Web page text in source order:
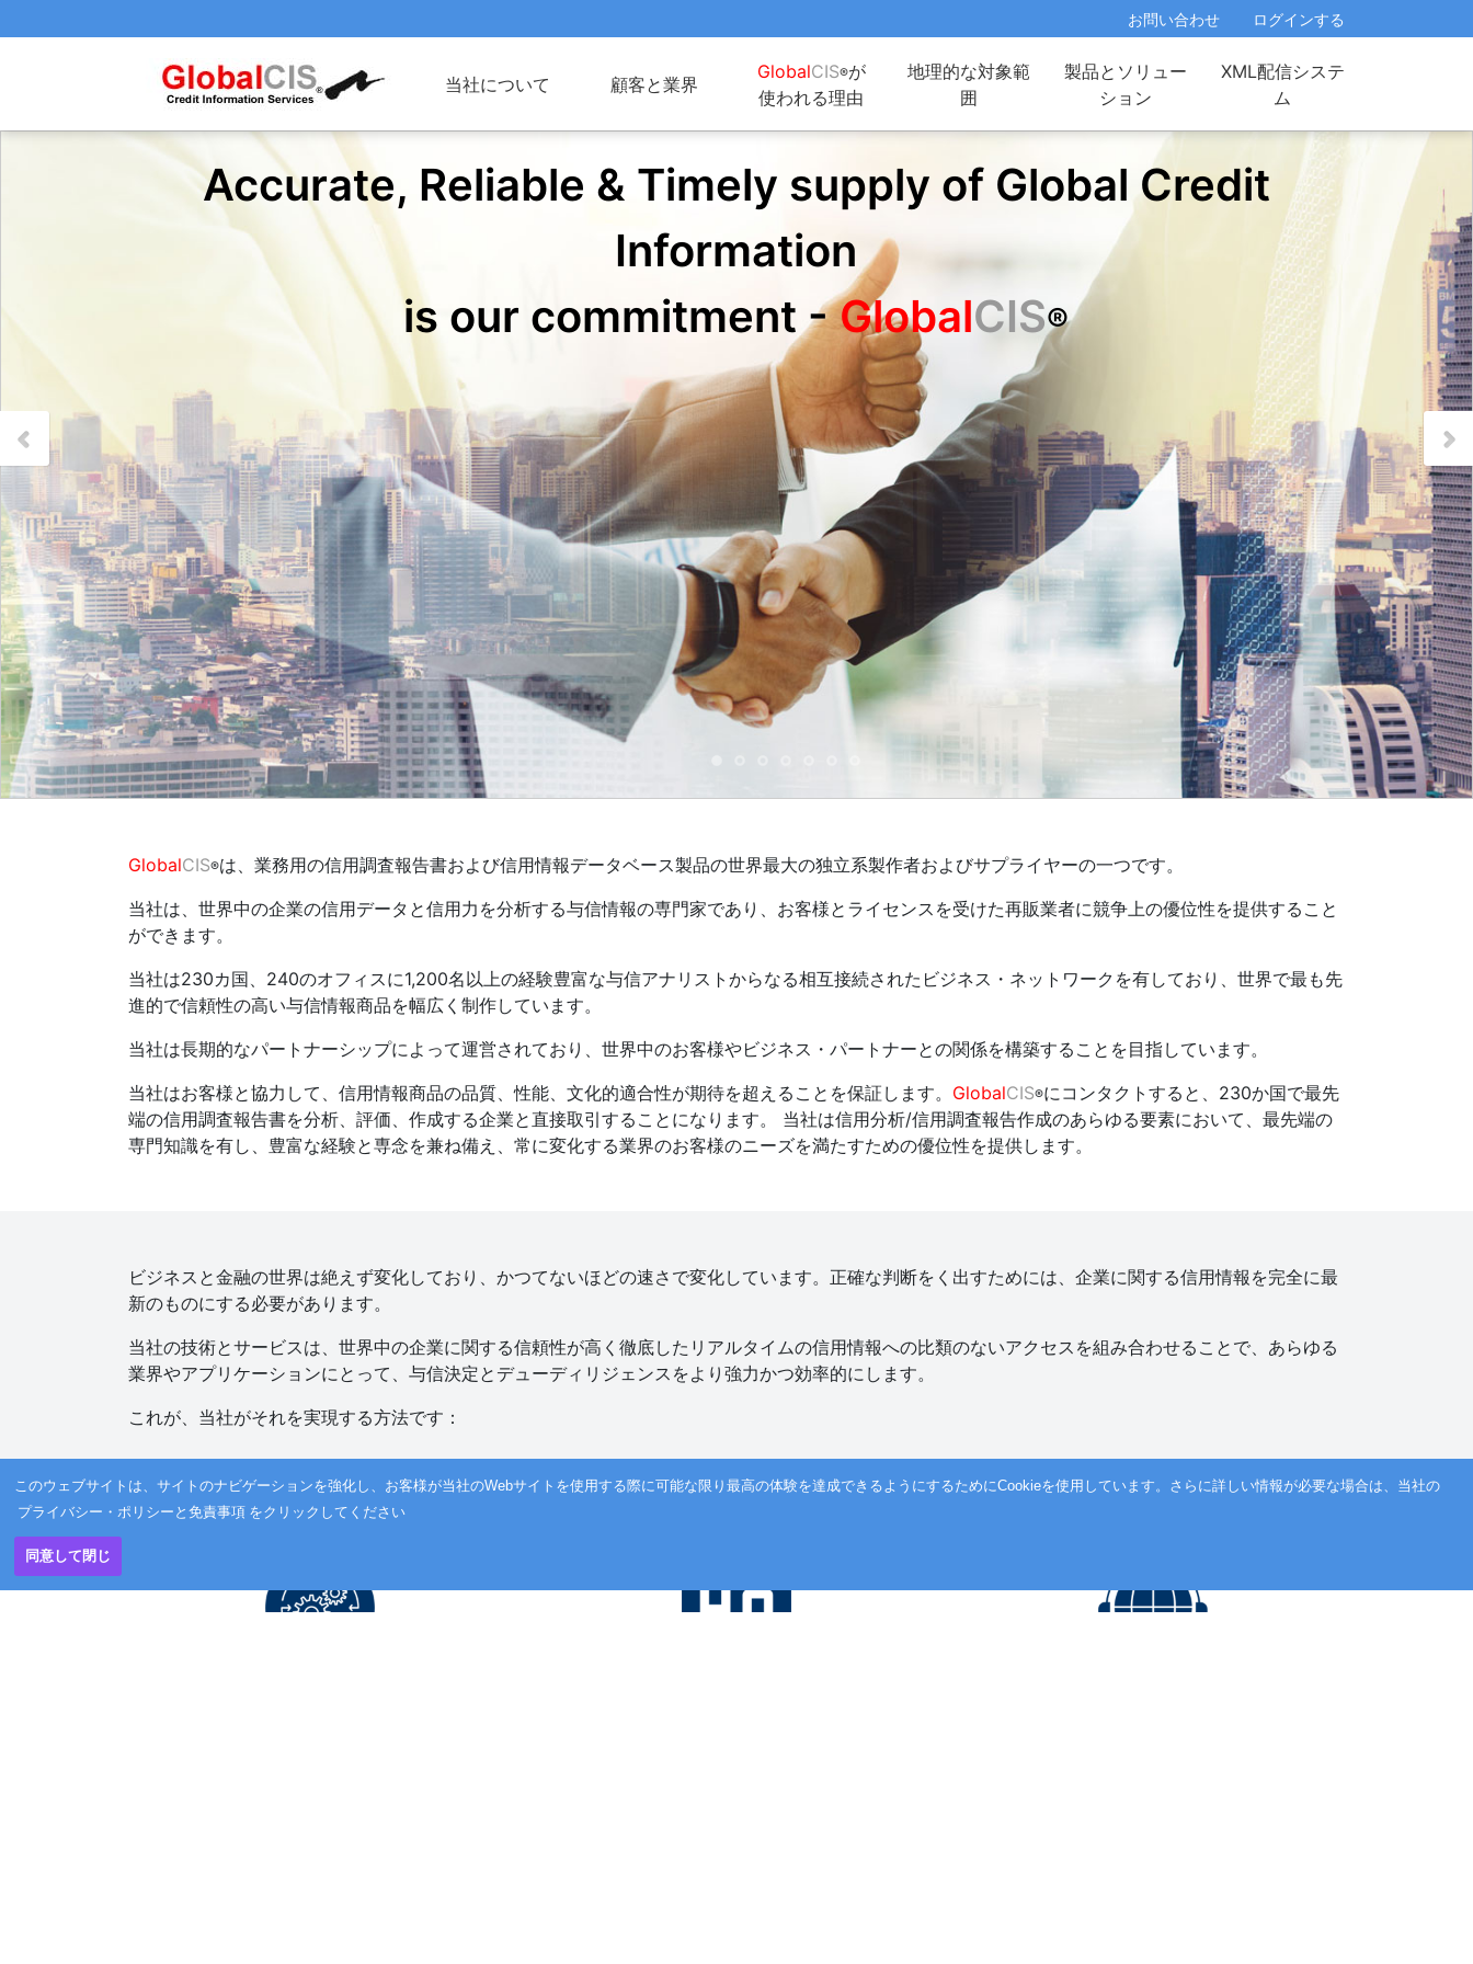
このウェブサイトは、サイトのナビゲーションを強化し、お客様が当社のWebサイトを使用する際に可能な限り最高の体験を達成できるようにするためにCookieを使用しています。さらに詳しい情報が必要な場合は、当社の
プライバシー・ポリシーと免責事項 をクリックしてください
同意して閉じ
お問い合わせ ログインする
当社について 顧客と業界
GlobalCIS®が
使われる理由
地理的な対象範
囲
製品とソリュー
ション
XML配信システ
ム
Accurate, Reliable & Timely supply of Global Credit
Information
is our commitment -GlobalCIS®
GlobalCIS®は、業務用の信用調査報告書および信用情報データベース製品の世界最大の独立系製作者およびサプライヤーの一つです。
当社は、世界中の企業の信用データと信用力を分析する与信情報の専門家であり、お客様とライセンスを受けた再販業者に競争上の優位性を提供すること
ができます。
当社は230カ国、240のオフィスに1,200名以上の経験豊富な与信アナリストからなる相互接続されたビジネス・ネットワークを有しており、世界で最も先
進的で信頼性の高い与信情報商品を幅広く制作しています。
当社は長期的なパートナーシップによって運営されており、世界中のお客様やビジネス・パートナーとの関係を構築することを目指しています。
当社はお客様と協力して、信用情報商品の品質、性能、文化的適合性が期待を超えることを保証します。 GlobalCIS®にコンタクトすると、230か国で最先
端の信用調査報告書を分析、評価、作成する企業と直接取引することになります。 当社は信用分析/信用調査報告作成のあらゆる要素において、最先端の
専門知識を有し、豊富な経験と専念を兼ね備え、常に変化する業界のお客様のニーズを満たすための優位性を提供します。
ビジネスと金融の世界は絶えず変化しており、かつてないほどの速さで変化しています。正確な判断をく出すためには、企業に関する信用情報を完全に最
新のものにする必要があります。
当社の技術とサービスは、世界中の企業に関する信頼性が高く徹底したリアルタイムの信用情報への比類のないアクセスを組み合わせることで、あらゆる
業界やアプリケーションにとって、与信決定とデューディリジェンスをより強力かつ効率的にします。
これが、当社がそれを実現する方法です：